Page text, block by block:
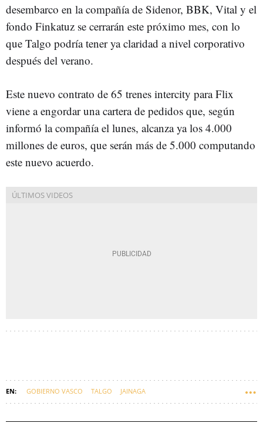
desembarco en la compañía de Sidenor, BBK, Vital y el
fondo Finkatuz se cerrarán este próximo mes, con lo
que Talgo podría tener ya claridad a nivel corporativo
después del verano.
Este nuevo contrato de 65 trenes intercity para Flix
viene a engordar una cartera de pedidos que, según
informó la compañía el lunes, alcanza ya los 4.000
millones de euros, que serán más de 5.000 computando
este nuevo acuerdo.
GOBIERNO VASCO TALGO JAINAGA